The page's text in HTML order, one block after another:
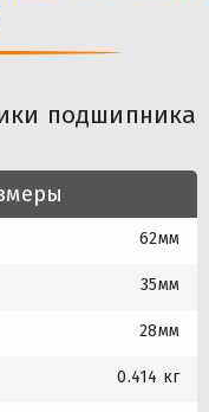
подшипника
62мм
35мм
28мм
0.414 кг